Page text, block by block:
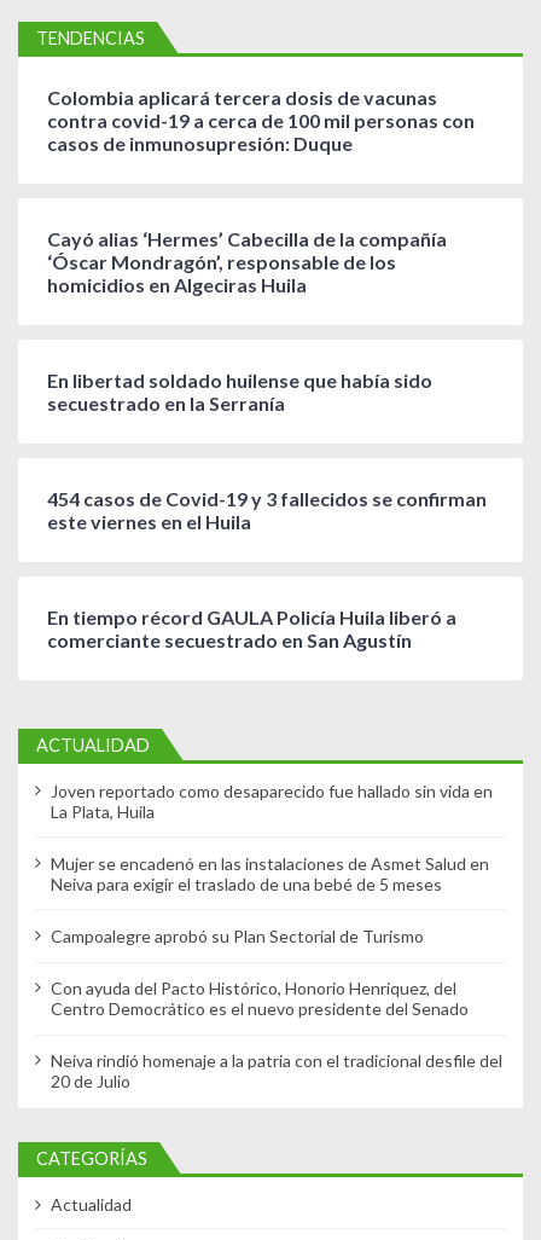
TENDENCIAS
Colombia aplicará tercera dosis de vacunas
contra covid-19 a cerca de 100 mil personas con
casos de inmunosupresión: Duque
Cayó alias ‘Hermes’ Cabecilla de la compañía
‘Óscar Mondragón’, responsable de los
homicidios en Algeciras Huila
En libertad soldado huilense que había sido
secuestrado en la Serranía
454 casos de Covid-19 y 3 fallecidos se confirman
este viernes en el Huila
En tiempo récord GAULA Policía Huila liberó a
comerciante secuestrado en San Agustín
ACTUALIDAD
Joven reportado como desaparecido fue hallado sin vida en
La Plata, Huila
Mujer se encadenó en las instalaciones de Asmet Salud en
Neiva para exigir el traslado de una bebé de 5 meses
Campoalegre aprobó su Plan Sectorial de Turismo
Con ayuda del Pacto Histórico, Honorio Henriquez, del
Centro Democrático es el nuevo presidente del Senado
Neiva rindió homenaje a la patria con el tradicional desfile del
20 de Julio
CATEGORÍAS
Actualidad